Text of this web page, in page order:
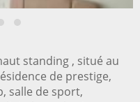
standing , situé au
de prestige,
salle de sport,